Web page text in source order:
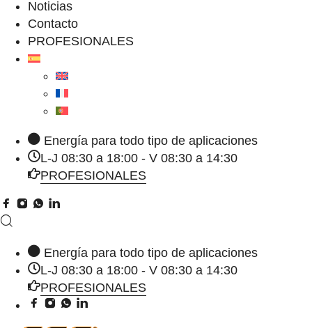
Noticias
Contacto
PROFESIONALES
Energía para todo tipo de aplicaciones
L-J 08:30 a 18:00 - V 08:30 a 14:30
PROFESIONALES
Energía para todo tipo de aplicaciones
L-J 08:30 a 18:00 - V 08:30 a 14:30
PROFESIONALES